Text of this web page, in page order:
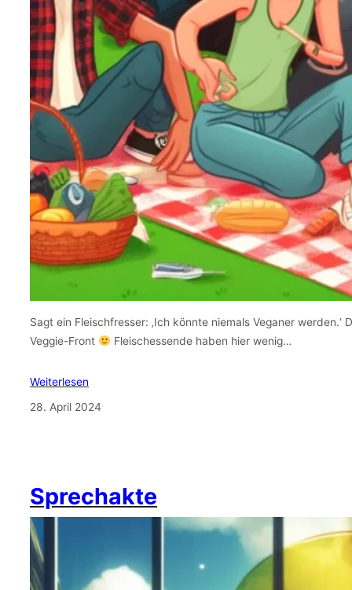
Sagt ein Fleischfresser: ‚Ich könnte niemals Veganer
Veggie-Front
Fleischessende haben hier wenig…
Weiterlesen
28. April 2024
Sprechakte